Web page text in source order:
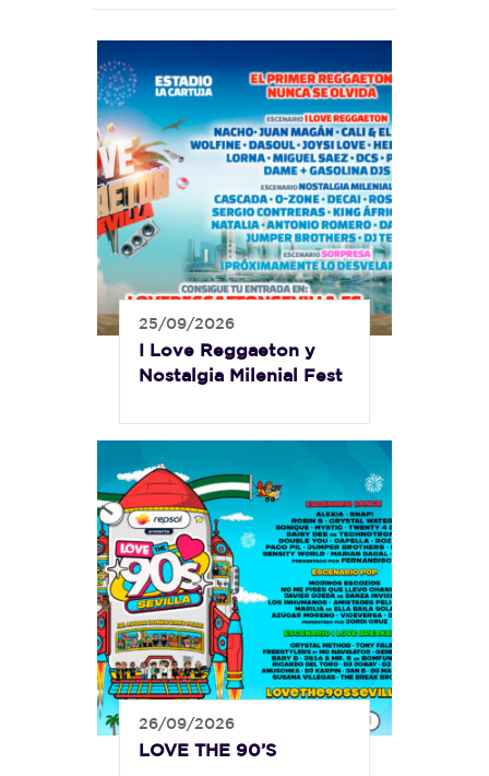
25/09/2026
I Love Reggaeton y
Nostalgia Milenial Fest
26/09/2026
LOVE THE 90’S